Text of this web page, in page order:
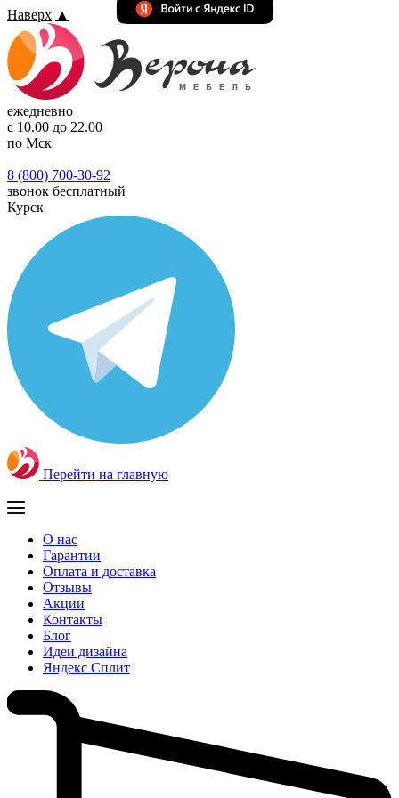
Наверх ▲
ежедневно
с 10.00 до 22.00
по Мск
8 (800) 700-30-92
звонок бесплатный
Курск
Перейти на главную
О нас
Гарантии
Оплата и доставка
Отзывы
Акции
Контакты
Блог
Идеи дизайна
Яндекс Сплит